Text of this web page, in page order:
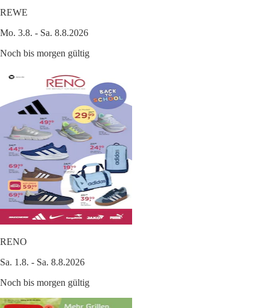
REWE
Mo. 3.8. - Sa. 8.8.2026
Noch bis morgen gültig
RENO
Sa. 1.8. - Sa. 8.8.2026
Noch bis morgen gültig